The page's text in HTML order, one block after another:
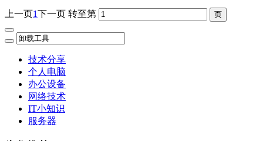
上一页1下一页 转至第
技术分享
个人电脑
办公设备
网络技术
IT小知识
服务器